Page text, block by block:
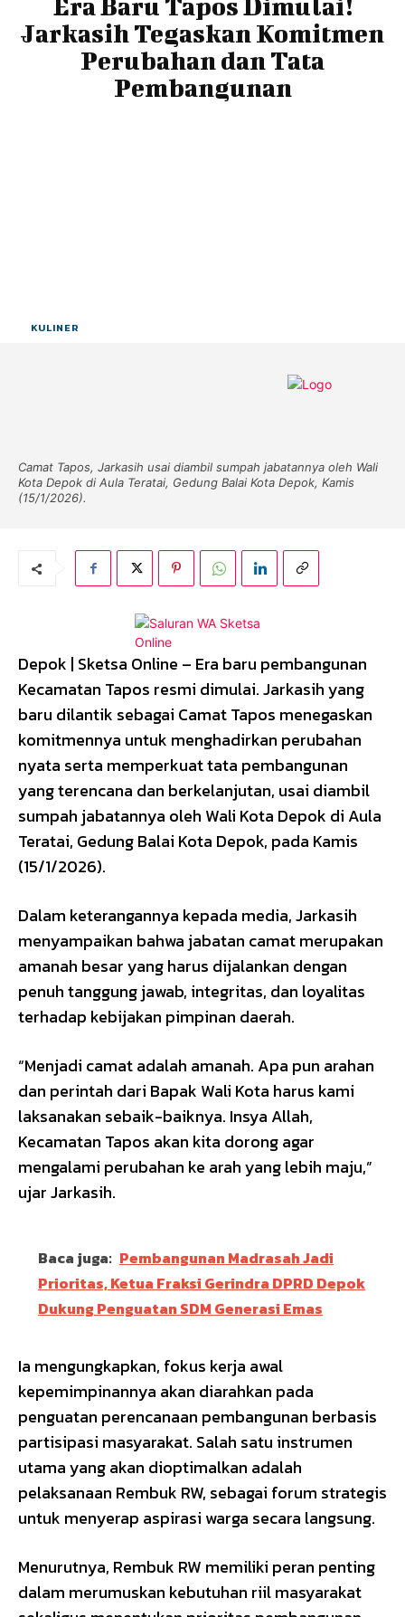
Era Baru Tapos Dimulai!
Jarkasih Tegaskan Komitmen
Perubahan dan Tata
Pembangunan
KULINER
Camat Tapos, Jarkasih usai diambil sumpah jabatannya oleh Wali
Kota Depok di Aula Teratai, Gedung Balai Kota Depok, Kamis
(15/1/2026).
Depok | Sketsa Online – Era baru pembangunan
Kecamatan Tapos resmi dimulai. Jarkasih yang
baru dilantik sebagai Camat Tapos menegaskan
komitmennya untuk menghadirkan perubahan
nyata serta memperkuat tata pembangunan
yang terencana dan berkelanjutan, usai diambil
sumpah jabatannya oleh Wali Kota Depok di Aula
Teratai, Gedung Balai Kota Depok, pada Kamis
(15/1/2026).
Dalam keterangannya kepada media, Jarkasih
menyampaikan bahwa jabatan camat merupakan
amanah besar yang harus dijalankan dengan
penuh tanggung jawab, integritas, dan loyalitas
terhadap kebijakan pimpinan daerah.
“Menjadi camat adalah amanah. Apa pun arahan
dan perintah dari Bapak Wali Kota harus kami
laksanakan sebaik-baiknya. Insya Allah,
Kecamatan Tapos akan kita dorong agar
mengalami perubahan ke arah yang lebih maju,”
ujar Jarkasih.
Baca juga: Pembangunan Madrasah Jadi
Prioritas, Ketua Fraksi Gerindra DPRD Depok
Dukung Penguatan SDM Generasi Emas
Ia mengungkapkan, fokus kerja awal
kepemimpinannya akan diarahkan pada
penguatan perencanaan pembangunan berbasis
partisipasi masyarakat. Salah satu instrumen
utama yang akan dioptimalkan adalah
pelaksanaan Rembuk RW, sebagai forum strategis
untuk menyerap aspirasi warga secara langsung.
Menurutnya, Rembuk RW memiliki peran penting
dalam merumuskan kebutuhan riil masyarakat